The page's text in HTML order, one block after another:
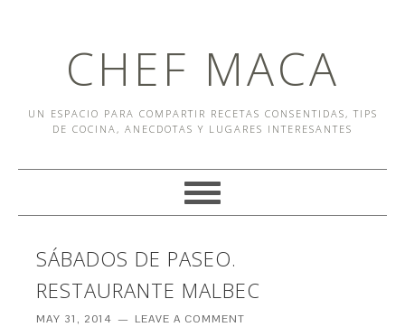
CHEF MACA
UN ESPACIO PARA COMPARTIR RECETAS CONSENTIDAS, TIPS
DE COCINA, ANECDOTAS Y LUGARES INTERESANTES
SÁBADOS DE PASEO.
RESTAURANTE MALBEC
MAY 31, 2014 LEAVE A COMMENT